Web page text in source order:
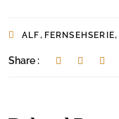
ALF, FERNSEHSERIE,
Share :